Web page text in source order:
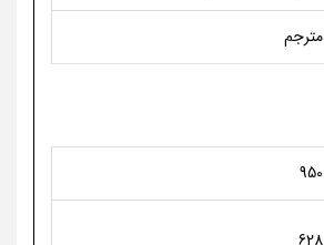
مترجم
950